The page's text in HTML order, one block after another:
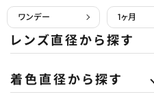
ワンデー 1ヶ月
レンズ直径から探す
着色直径から探す